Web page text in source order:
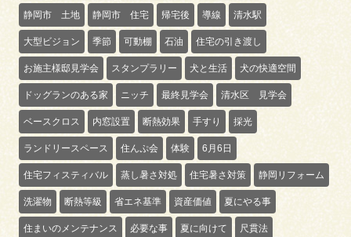
静岡市 土地 静岡市 住宅 帰宅後 導線 清水駅
大型ビジョン 季節 可動棚 石油 住宅の引き渡し
お施主様邸見学会 スタンプラリー 犬と生活 犬の快適空間
ドッグランのある家 ニッチ 最終見学会 清水区 見学会
ベースクロス 内窓設置 断熱効果 手すり 採光
ランドリースペース 住んぷ会 体験 6月6日
住宅フィスティバル 蒸し暑さ対処 住宅暑さ対策 静岡リフォーム
洗濯物 断熱等級 省エネ基準 資産価値 夏にやる事
住まいのメンテナンス 必要な事 夏に向けて 尺貫法